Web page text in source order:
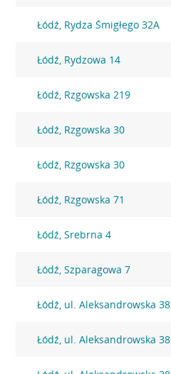
Łódź, Rydza Śmigłego 32A
Łódź, Rydzowa 14
Łódź, Rzgowska 219
Łódź, Rzgowska 30
Łódź, Rzgowska 30
Łódź, Rzgowska 71
Łódź, Srebrna 4
Łódź, Szparagowa 7
Łódź, ul. Aleksandrowska 38
Łódź, ul. Aleksandrowska 38